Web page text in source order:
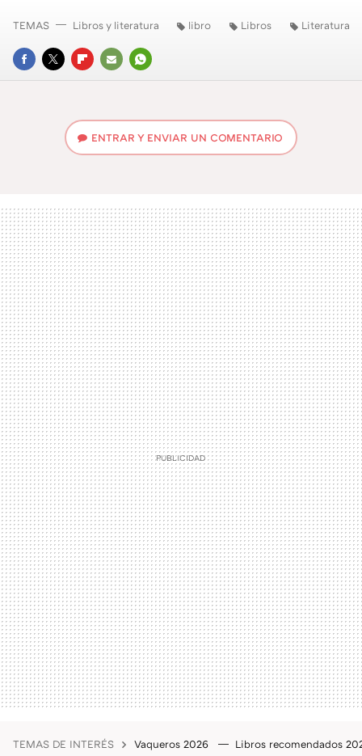
FACEBOOK
TWITTERFLIPBOARD
E-
WHATSAPP
TEMAS Libros y literatura libro Libros Literatura
ENTRAR Y ENVIAR UN COMENTARIO
TEMAS DE INTERÉS Vaqueros 2026 Libros recomendados